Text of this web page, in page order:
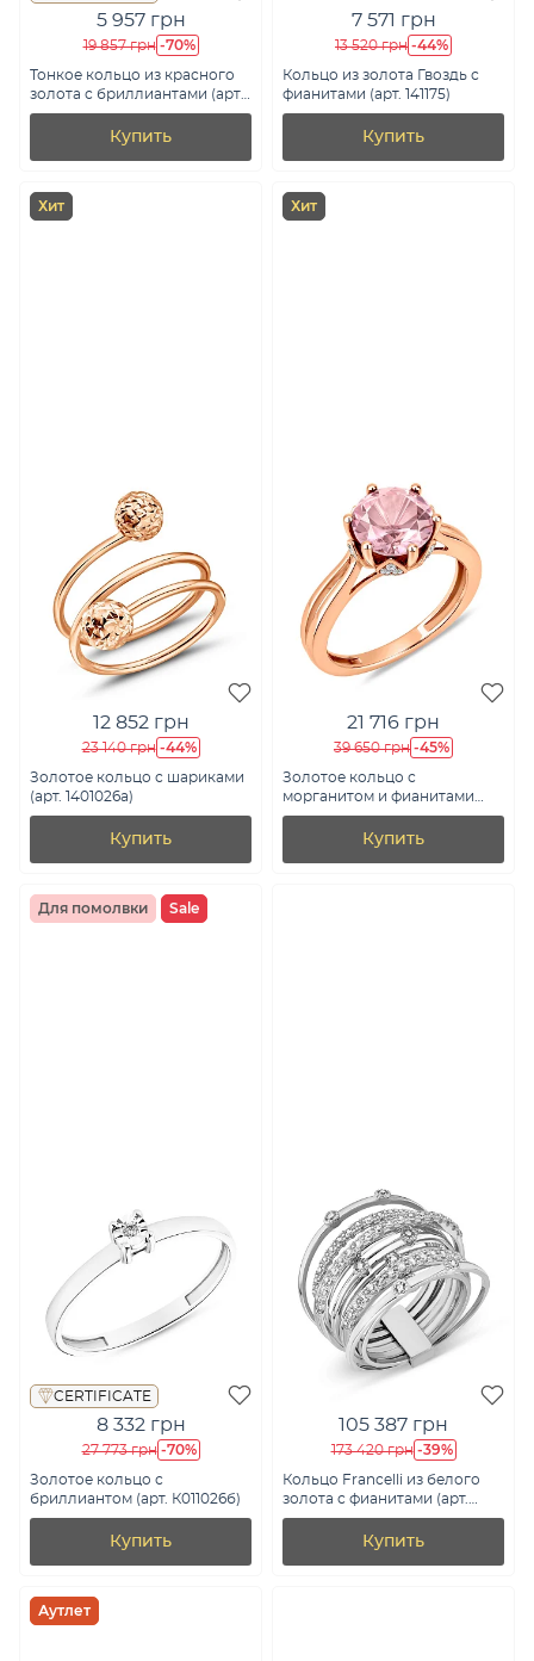
5 957 грн
19 857 грн -70%
Тонкое кольцо из красного
золота с бриллиантами (арт.
К011354)
Купить
7 571 грн
13 520 грн -44%
Кольцо из золота Гвоздь с
фианитами (арт. 141175)
Купить
Хит
12 852 грн
23 140 грн -44%
Золотое кольцо с шариками
(арт. 1401026а)
Купить
Хит
21 716 грн
39 650 грн -45%
Золотое кольцо с
морганитом и фианитами
(арт. 141050ПмГ)
Купить
Для помолвки Sale
CERTIFICATE
8 332 грн
27 773 грн -70%
Золотое кольцо с
бриллиантом (арт. К011026б)
Купить
105 387 грн
173 420 грн -39%
Кольцо Francelli из белого
золота с фианитами (арт.
140009б)
Купить
Аутлет